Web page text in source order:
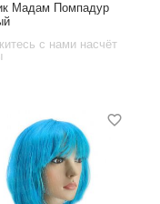
Мадам Помпадур
с нами насчёт